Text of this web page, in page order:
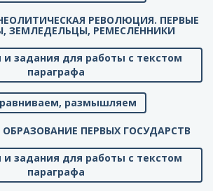
НЕОЛИТИЧЕСКАЯ РЕВОЛЮЦИЯ. ПЕРВЫЕ
ЗЕМЛЕДЕЛЬЦЫ, РЕМЕСЛЕННИКИ
и задания для работы с текстом
параграфа
размышляем
ОБРАЗОВАНИЕ ПЕРВЫХ ГОСУДАРСТВ
и задания для работы с текстом
параграфа